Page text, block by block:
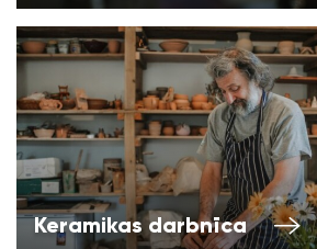
Keramikas darbnīca